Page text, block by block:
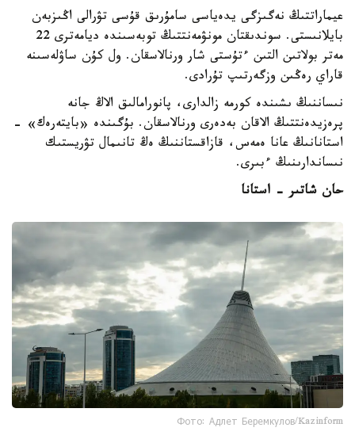
عيماراتتىڭ نەگىزگى يدەياسى سامۇرىق قۇسى تۋرالى اڭىزبەن
بايلانىستى. سوندىقتان مونۋمەنتتىڭ توبەسىندە ديامەترى 22
مەتر بولاتىن التىن ءتۇستى شار ورنالاسقان. ول كۇن ساۋلەسىنە
قاراي رەڭىن وزگەرتىپ تۇرادى.
نىساننىڭ ىشىندە كورمە زالدارى، پانورامالىق الاڭ جانە
پرەزيدەنتتىڭ الاقان بەدەرى ورنالاسقان. بۇگىندە «بايتەرەك» -
استانانىڭ عانا ەمەس، قازاقستاننىڭ ەڭ تانىمال تۋريستىك
نىساندارىنىڭ ءبىرى.
حان شاتىر - استانا
Фото: Адлет Беремкулов/Kazinform